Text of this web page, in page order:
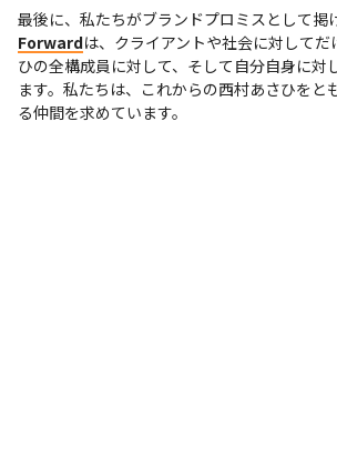
最後に、私たちがブランドプロミスとして掲
Forwardは、クライアントや社会に対して
ひの全構成員に対して、そして自分自身に対
ます。私たちは、これからの西村あさひをと
る仲間を求めています。